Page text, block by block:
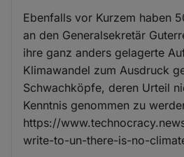
Ebenfalls vor Kurzem haben
an den Generalsekretär
ihre ganz anders gelagerte
Klimawandel zum Ausdruck
Schwachköpfe, deren Urteil
Kenntnis genommen zu
https://
write-to-un-there-is-no-